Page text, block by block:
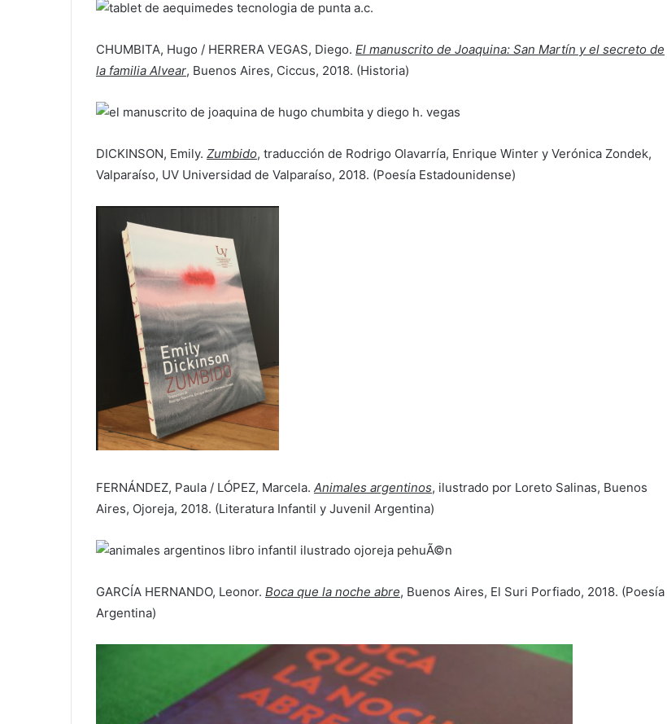
CHUMBITA, Hugo / HERRERA VEGAS, Diego. El manuscrito de Joaquina: San Martín y el secreto de
la familia Alvear, Buenos Aires, Ciccus, 2018. (Historia)
DICKINSON, Emily. Zumbido, traducción de Rodrigo Olavarría, Enrique Winter y Verónica Zondek,
Valparaíso, UV Universidad de Valparaíso, 2018. (Poesía Estadounidense)
FERNÁNDEZ, Paula / LÓPEZ, Marcela. Animales argentinos, ilustrado por Loreto Salinas, Buenos
Aires, Ojoreja, 2018. (Literatura Infantil y Juvenil Argentina)
GARCÍA HERNANDO, Leonor. Boca que la noche abre, Buenos Aires, El Suri Porfiado, 2018. (Poesía
Argentina)